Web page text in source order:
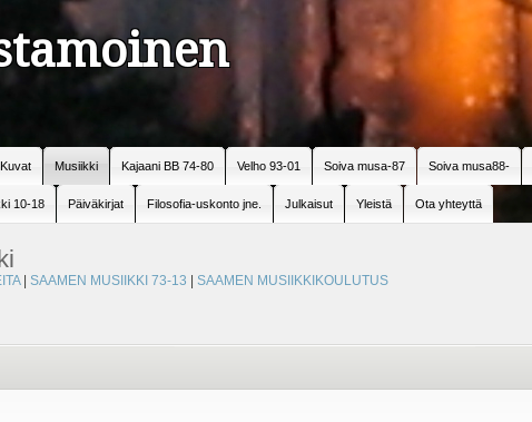
Kuvat Musiikki Kajaani BB 74-80 Velho 93-01 Soiva musa-87 Soiva musa88-
10-18 Päiväkirjat Filosofia-uskonto jne. Julkaisut Yleistä Ota yhteyttä
| SAAMEN MUSIIKKI 73-13 SAAMEN MUSIIKKIKOULUTUS